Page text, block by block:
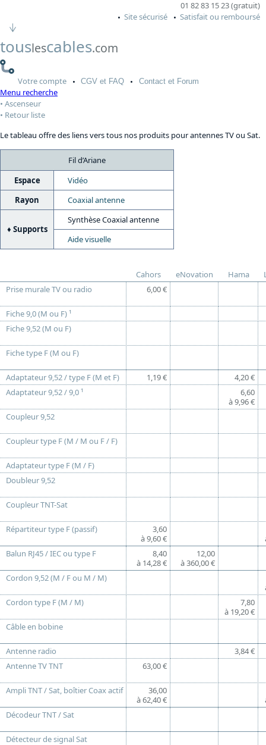
01 82 83 15 23 (gratuit)
Site sécurisé
Satisfait ou remboursé
touslescables.com
Votrecompte CGV et FAQ Contactet Forum
Menu recherche
Ascenseur
Retour liste
Le tableau offre des liens vers tous nos produits pour antennes TV ou Sat.
Fil d’Ariane
Espace
Vidéo
Rayon
Coaxial antenne
Supports
Synthèse Coaxial antenne
Aide visuelle
Cahors eNovation Hama
Prise murale TV ou radio
6,00 €
Fiche 9,0 (M ou F) ¹
Fiche 9,52 (M ou F)
Fiche type F (M ou F)
Adaptateur 9,52 / type F (M et F) 1,19 €
4,20 €
Adaptateur 9,52 / 9,0 ¹
6,60
à 9,96 €
Coupleur 9,52
Coupleur type F (M / M ou F / F)
Adaptateur type F (M / F)
Doubleur 9,52
Coupleur TNT-Sat
Répartiteur type F (passif)
3,60
à 9,60 €
Balun RJ45 / IEC ou type F
8,40
à 14,28 €
12,00
à 360,00 €
Cordon 9,52 (M / F ou M / M)
Cordon type F (M / M)
7,80
à 19,20 €
Câble en bobine
Antenne radio
3,84 €
Antenne TV TNT
63,00 €
Ampli TNT / Sat, boîtier Coax actif
36,00
à 62,40 €
Décodeur TNT / Sat
Détecteur de signal Sat